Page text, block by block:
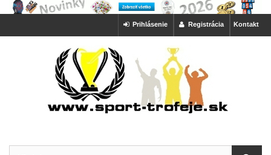
Kontakt
Registrácia
Prihlásenie